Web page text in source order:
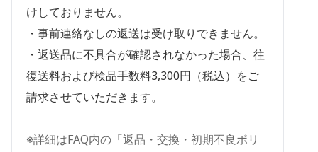
けしておりません。
・事前連絡なしの返送は受け取りできません。
・返送品に不具合が確認されなかった場合、往
復送料および検品手数料3,300円（税込）をご
請求させていただきます。
※詳細はFAQ内の「返品・交換・初期不良ポリ